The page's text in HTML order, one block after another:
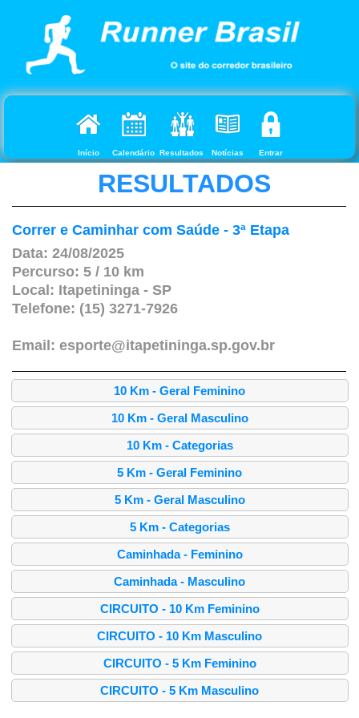
Início Calendário Resultados Notícias Entrar
RESULTADOS
Correr e Caminhar com Saúde - 3ª Etapa
Data: 24/08/2025
Percurso: 5 / 10 km
Local: Itapetininga - SP
Telefone: (15) 3271-7926
Email: esporte@itapetininga.sp.gov.br
10 Km - Geral Feminino
10 Km - Geral Masculino
10 Km - Categorias
5 Km - Geral Feminino
5 Km - Geral Masculino
5 Km - Categorias
Caminhada - Feminino
Caminhada - Masculino
CIRCUITO - 10 Km Feminino
CIRCUITO - 10 Km Masculino
CIRCUITO - 5 Km Feminino
CIRCUITO - 5 Km Masculino